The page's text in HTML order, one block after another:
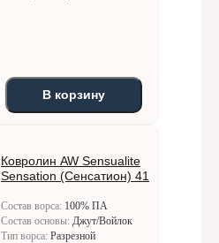
В корзину
Ковролин AW Sensualite
Sensation (Сенсатион) 41
Состав ворса: 100% ПА
Состав основы: Джут/Войлок
Тип ворса: Разрезной